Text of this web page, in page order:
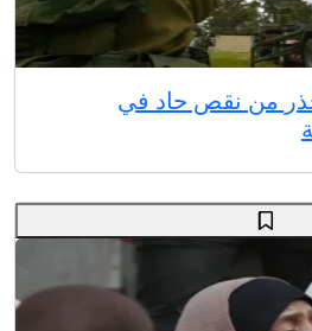
من نقص حاد في